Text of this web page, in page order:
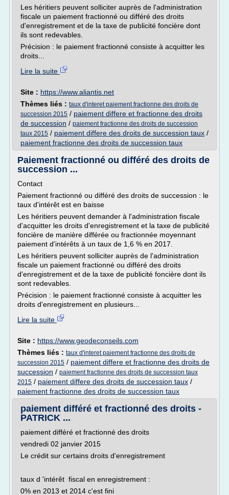
Les héritiers peuvent solliciter auprès de l'administration
fiscale un paiement fractionné ou différé des droits
d'enregistrement et de la taxe de publicité foncière dont
ils sont redevables.
Précision : le paiement fractionné consiste à acquitter les
droits...
Lire la suite
Site : https://www.aliantis.net
Thèmes liés : taux d'interet paiement fractionne des droits de
succession 2015 / paiement differe et fractionne des droits
de succession / paiement fractionne des droits de succession
taux 2015 / paiement differe des droits de succession taux /
paiement fractionne des droits de succession taux
Paiement fractionné ou différé des droits de
succession ...
Contact
Paiement fractionné ou différé des droits de succession : le
taux d'intérêt est en baisse
Les héritiers peuvent demander à l'administration fiscale
d'acquitter les droits d'enregistrement et la taxe de publicité
foncière de manière différée ou fractionnée moyennant
paiement d'intérêts à un taux de 1,6 % en 2017.
Les héritiers peuvent solliciter auprès de l'administration
fiscale un paiement fractionné ou différé des droits
d'enregistrement et de la taxe de publicité foncière dont ils
sont redevables.
Précision : le paiement fractionné consiste à acquitter les
droits d'enregistrement en plusieurs...
Lire la suite
Site : https://www.geodeconseils.com
Thèmes liés : taux d'interet paiement fractionne des droits de
succession 2015 / paiement differe et fractionne des droits de
succession / paiement fractionne des droits de succession taux
2015 / paiement differe des droits de succession taux /
paiement fractionne des droits de succession taux
paiement différé et fractionné des droits -
PATRICK ...
paiement différé et fractionné des droits
vendredi 02 janvier 2015
Le crédit sur certains droits d'enregistrement
taux d 'intérêt fiscal en enregistrement :
0% en 2013 et 2014 c'est fini